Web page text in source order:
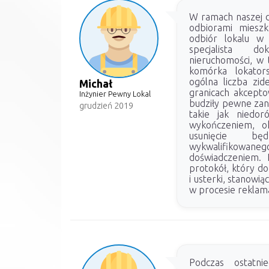
Michał
Inżynier Pewny Lokal
grudzień 2019
W ramach naszej
odbiorami
odbiór lokalu w
specjalista
nieruchomości,
komórka
ogólna liczba
granicach
budziły pewne
takie jak
wykończeniem,
usunięcie
doświadczeniem.
protokół, który
i usterki,
w procesie
Podczas